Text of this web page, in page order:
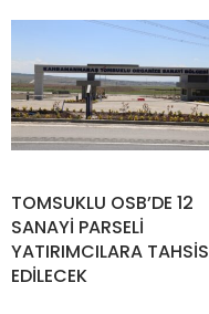
TOMSUKLU OSB’DE 12
SANAYİ PARSELİ
YATIRIMCILARA TAHSİS
EDİLECEK